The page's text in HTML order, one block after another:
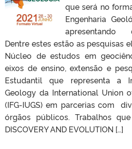
que será no
Engenharia
apresentando
Dentre estes estão as pesquisas
Núcleo de estudos em
eixos de ensino, extensão e
Estudantil que representa a
Geology da International Union
(IFG-IUGS) em parcerias com
órgãos públicos. Trabalhos
DISCOVERY AND EVOLUTION […]